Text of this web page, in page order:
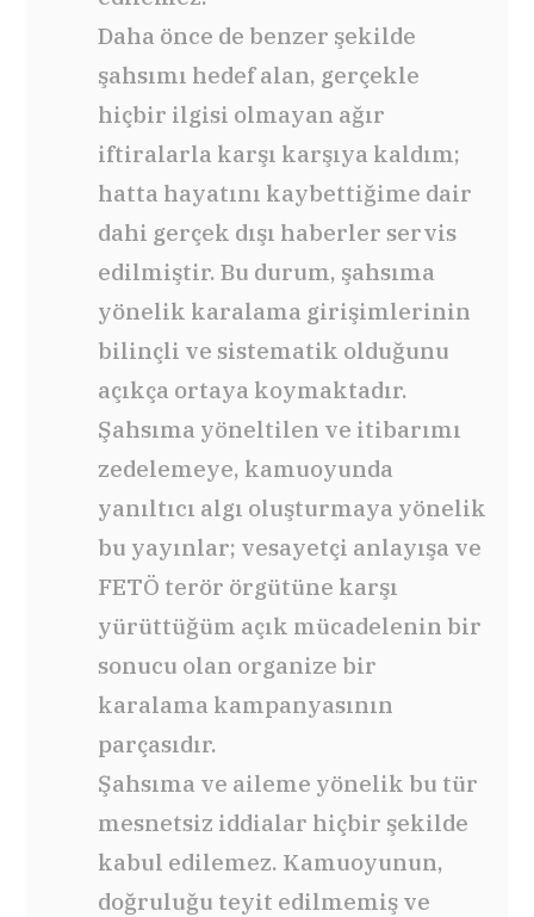
Daha önce de benzer şekilde
şahsımı hedef alan, gerçekle
hiçbir ilgisi olmayan ağır
iftiralarla karşı karşıya kaldım;
hatta hayatını kaybettiğime dair
dahi gerçek dışı haberler servis
edilmiştir. Bu durum, şahsıma
yönelik karalama girişimlerinin
bilinçli ve sistematik olduğunu
açıkça ortaya koymaktadır.
Şahsıma yöneltilen ve itibarımı
zedelemeye, kamuoyunda
yanıltıcı algı oluşturmaya yönelik
bu yayınlar; vesayetçi anlayışa ve
FETÖ terör örgütüne karşı
yürüttüğüm açık mücadelenin bir
sonucu olan organize bir
karalama kampanyasının
parçasıdır.
Şahsıma ve aileme yönelik bu tür
mesnetsiz iddialar hiçbir şekilde
kabul edilemez. Kamuoyunun,
doğruluğu teyit edilmemiş ve